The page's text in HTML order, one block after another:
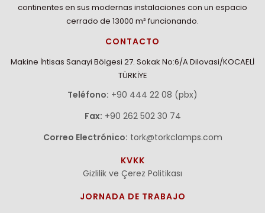
continentes en sus modernas instalaciones con un espacio
cerrado de 13000 m² funcionando.
CONTACTO
Makine İhtisas Sanayi Bölgesi 27. Sokak No:6/A Dilovasi/KOCAELİ
TÜRKİYE
Teléfono: +90 444 22 08 (pbx)
Fax: +90 262 502 30 74
Correo Electrónico: tork@torkclamps.com
KVKK
Gizlilik ve Çerez Politikası
JORNADA DE TRABAJO